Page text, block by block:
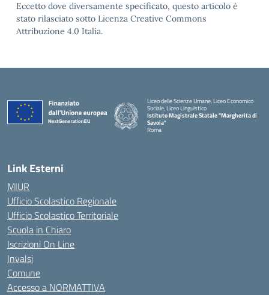
Eccetto dove diversamente specificato, questo articolo è
stato rilasciato sotto Licenza Creative Commons
Attribuzione 4.0 Italia.
Liceo delle Scienze Umane, Liceo Economico
Sociale, Liceo Linguistico
Istituto Magistrale Statale "Margherita di
Savoia"
Roma
Link Esterni
MIUR
Ufficio Scolastico Regionale
Ufficio Scolastico Territoriale
Scuola in Chiaro
Iscrizioni On Line
Invalsi
Comune
Accesso a NORMATTIVA